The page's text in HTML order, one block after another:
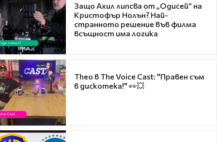
Защо Ахил липсва от „Одисей“ на
Кристофър Нолън? Най-
странното решение във филма
всъщност има логика
Theo в The Voice Cast: "Правен съм
в дискотека!" 👀💥